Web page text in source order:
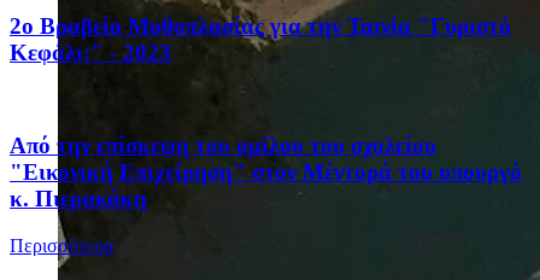
2ο Βραβείο Μυθοπλασίας για την Ταινία "Γυριστό
Κεφάλι;" - 2023
Από την επίσκεψη του ομίλου του σχολείου
"Εικονική Επιχείρηση" στον Μέντορά του υπουργό
κ. Πιερακάκη
Περισσότερα